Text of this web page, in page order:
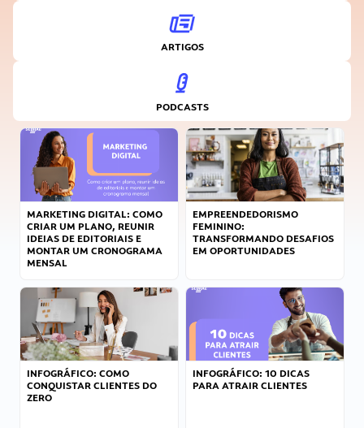
ARTIGOS
PODCASTS
MARKETING DIGITAL: COMO
CRIAR UM PLANO, REUNIR
IDEIAS DE EDITORIAIS E
MONTAR UM CRONOGRAMA
MENSAL
EMPREENDEDORISMO
FEMININO:
TRANSFORMANDO DESAFIOS
EM OPORTUNIDADES
INFOGRÁFICO: COMO
CONQUISTAR CLIENTES DO
ZERO
INFOGRÁFICO: 10 DICAS
PARA ATRAIR CLIENTES